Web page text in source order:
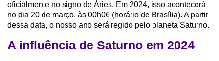
oficialmente no signo de Áries. Em 2024, isso acontecerá
no dia 20 de março, às 00h06 (horário de Brasília). A partir
dessa data, o nosso ano será regido pelo planeta Saturno.
A influência de Saturno em 2024